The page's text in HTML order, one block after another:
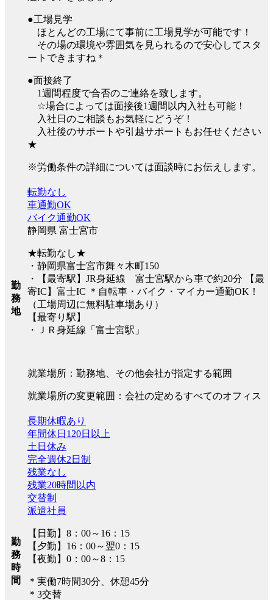
●工場見学
ほとんどの工場にて事前に工場見学が可能です！
その場の環境や雰囲気を見られるので安心してスタ
ートできますね＊
●面接終了
1週間程度で合否のご連絡を致します。
☆場合によっては面接後1週間以内入社も可能！
入社日のご相談もお気軽にどうぞ！
入社後のサポートや引越サポートもお任せください
★
※労働条件の詳細については面談時にお伝えします。
勤
務
地
転勤なし
車通勤OK
バイク通勤OK
静岡県 富士宮市
★転勤なし★
・静岡県富士宮市舞々木町150
・【最寄駅】JR身延線 富士宮駅から車で約20分 【最
寄IC】富士IC ＊自転車・バイク・マイカー通勤OK！
（工場周辺に無料駐車場あり）
【最寄り駅】
・ＪＲ身延線「富士宮駅」
就業場所：勤務地、その他会社が指定する範囲
就業場所の変更範囲：会社の定めるすべてのオフィス
勤
務
時
間
長期休暇あり
年間休日120日以上
土日休み
完全週休2日制
残業なし
残業20時間以内
交替制
派遣社員
【日勤】8：00～16：15
【夕勤】16：00～翌0：15
【夜勤】0：00～8：15
＊実働7時間30分、休憩45分
＊3交替